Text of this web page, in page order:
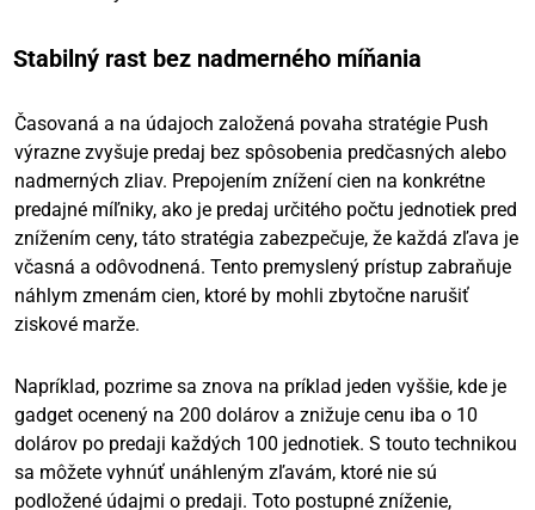
Stabilný rast bez nadmerného míňania
Časovaná a na údajoch založená povaha stratégie Push
výrazne zvyšuje predaj bez spôsobenia predčasných alebo
nadmerných zliav. Prepojením znížení cien na konkrétne
predajné míľniky, ako je predaj určitého počtu jednotiek pred
znížením ceny, táto stratégia zabezpečuje, že každá zľava je
včasná a odôvodnená. Tento premyslený prístup zabraňuje
náhlym zmenám cien, ktoré by mohli zbytočne narušiť
ziskové marže.
Napríklad, pozrime sa znova na príklad jeden vyššie, kde je
gadget ocenený na 200 dolárov a znižuje cenu iba o 10
dolárov po predaji každých 100 jednotiek. S touto technikou
sa môžete vyhnúť unáhleným zľavám, ktoré nie sú
podložené údajmi o predaji. Toto postupné zníženie,